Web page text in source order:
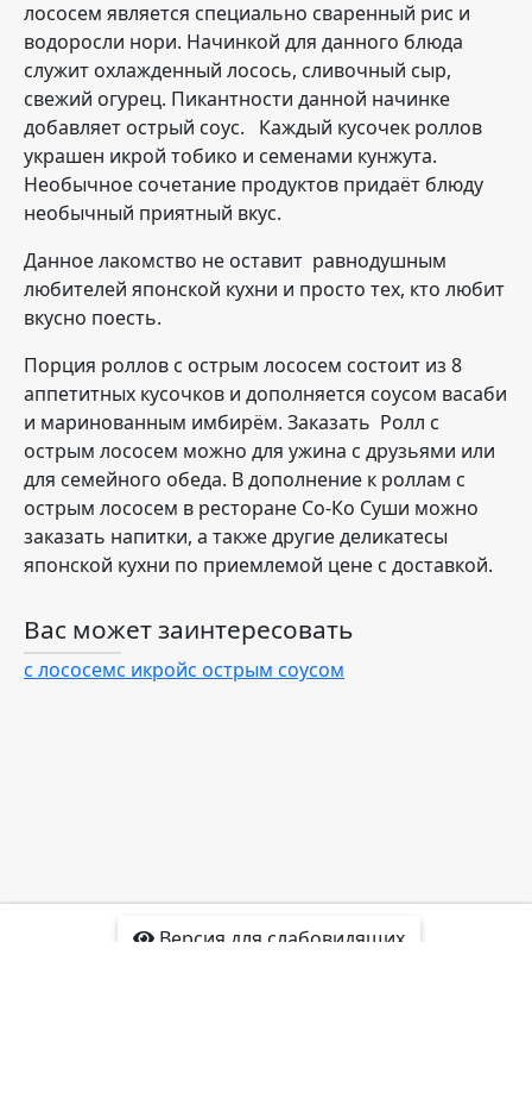
лососем является специально сваренный рис и
водоросли нори. Начинкой для данного блюда
служит охлажденный лосось, сливочный сыр,
свежий огурец. Пикантности данной начинке
добавляет острый соус. Каждый кусочек роллов
украшен икрой тобико и семенами кунжута.
Необычное сочетание продуктов придаёт блюду
необычный приятный вкус.
Данное лакомство не оставит равнодушным
любителей японской кухни и просто тех, кто любит
вкусно поесть.
Порция роллов с острым лососем состоит из 8
аппетитных кусочков и дополняется соусом васаби
и маринованным имбирём. Заказать Ролл с
острым лососем можно для ужина с друзьями или
для семейного обеда. В дополнение к роллам с
острым лососем в ресторане Со-Ко Суши можно
заказать напитки, а также другие деликатесы
японской кухни по приемлемой цене с доставкой.
Вас может заинтересовать
с лососемс икройс острым соусом
Версия для слабовидящих